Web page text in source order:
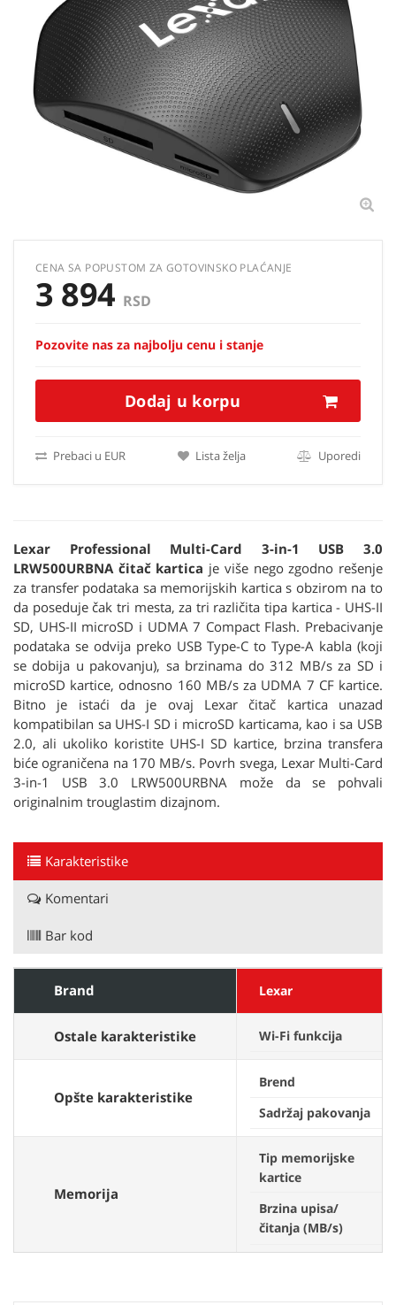
CENA SA POPUSTOM ZA GOTOVINSKO PLAĆANJE
3 894 RSD
Pozovite nas za najbolju cenu i stanje
Dodaj u korpu
Prebaci u EUR Lista želja Uporedi
Lexar Professional Multi-Card 3-in-1 USB 3.0
LRW500URBNA čitač kartica je više nego zgodno rešenje
za transfer podataka sa memorijskih kartica s obzirom na to
da poseduje čak tri mesta, za tri različita tipa kartica - UHS-II
SD, UHS-II microSD i UDMA 7 Compact Flash. Prebacivanje
podataka se odvija preko USB Type-C to Type-A kabla (koji
se dobija u pakovanju), sa brzinama do 312 MB/s za SD i
microSD kartice, odnosno 160 MB/s za UDMA 7 CF kartice.
Bitno je istaći da je ovaj Lexar čitač kartica unazad
kompatibilan sa UHS-I SD i microSD karticama, kao i sa USB
2.0, ali ukoliko koristite UHS-I SD kartice, brzina transfera
biće ograničena na 170 MB/s. Povrh svega, Lexar Multi-Card
3-in-1 USB 3.0 LRW500URBNA može da se pohvali
originalnim trouglastim dizajnom.
Karakteristike
Komentari
Bar kod
Brand Lexar
Ostale karakteristike Wi-Fi funkcija
Opšte karakteristike
Brend
Sadržaj pakovanja
Memorija
Tip memorijske
kartice
Brzina upisa/
čitanja (MB/s)